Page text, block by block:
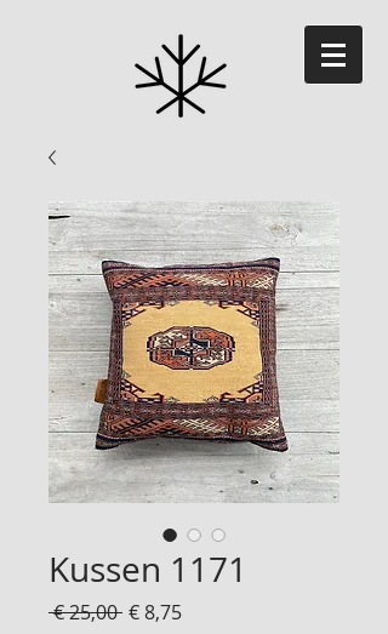
Kussen 1171
€ 25,00 Normale
€ 8,75Verkoopprijs